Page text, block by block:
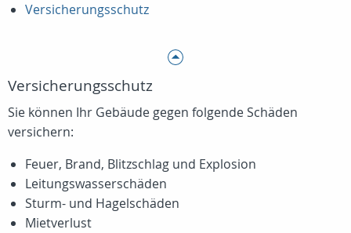
Versicherungsschutz
Versicherungsschutz
Sie können Ihr Gebäude gegen folgende Schäden
versichern:
Feuer, Brand, Blitzschlag und Explosion
Leitungswasserschäden
Sturm- und Hagelschäden
Mietverlust